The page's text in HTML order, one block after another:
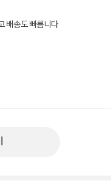
배송도 빠름니다